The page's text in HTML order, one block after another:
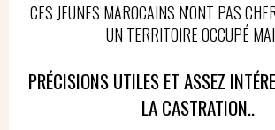
CES JEUNES MAROCAINS N'ONT PAS
UN TERRITOIRE OCCUPÉ
PRÉCISIONS UTILES ET ASSEZ
LA CASTRATION..